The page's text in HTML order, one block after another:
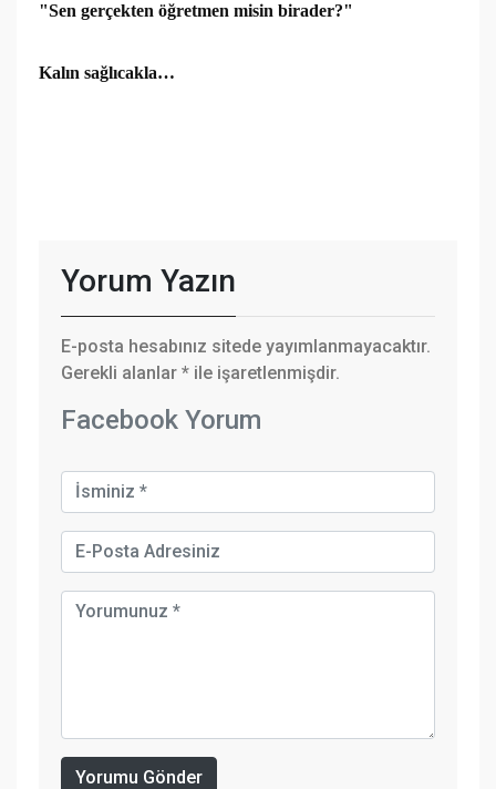
"Sen gerçekten öğretmen misin birader?"
Kalın sağlıcakla…
Yorum Yazın
E-posta hesabınız sitede yayımlanmayacaktır.
Gerekli alanlar * ile işaretlenmişdir.
Facebook Yorum
Yorumu Gönder